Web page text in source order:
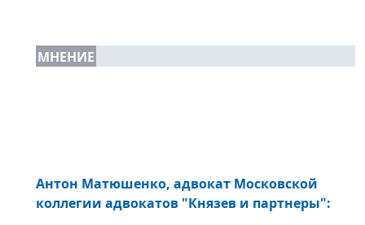
МНЕНИЕ
Антон Матюшенко, адвокат Московской
коллегии адвокатов "Князев и партнеры":